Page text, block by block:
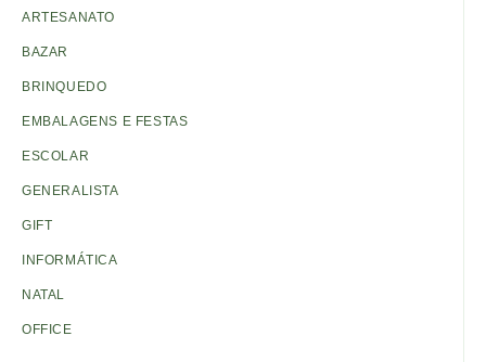
ARTESANATO
BAZAR
BRINQUEDO
EMBALAGENS E FESTAS
ESCOLAR
GENERALISTA
GIFT
INFORMÁTICA
NATAL
OFFICE